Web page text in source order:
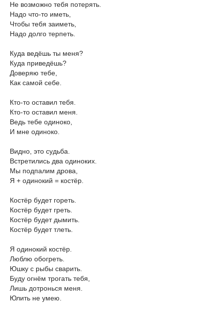
Не возможно тебя потерять.
Надо что-то иметь,
Чтобы тебя заиметь,
Надо долго терпеть.
Куда ведёшь ты меня?
Куда приведёшь?
Доверяю тебе,
Как самой себе.
Кто-то оставил тебя.
Кто-то оставил меня.
Ведь тебе одиноко,
И мне одиноко.
Видно, это судьба.
Встретились два одиноких.
Мы подпалим дрова,
Я + одинокий = костёр.
Костёр будет гореть.
Костёр будет греть.
Костёр будет дымить.
Костёр будет тлеть.
Я одинокий костёр.
Люблю обогреть.
Юшку с рыбы сварить.
Буду огнём трогать тебя,
Лишь дотронься меня.
Юлить не умею.